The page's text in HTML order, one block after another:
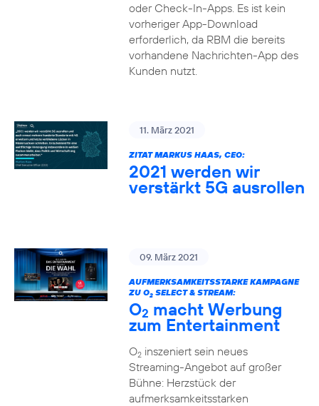
oder Check-In-Apps. Es ist kein
vorheriger App-Download
erforderlich, da RBM die bereits
vorhandene Nachrichten-App des
Kunden nutzt.
11. März 2021
ZITAT MARKUS HAAS, CEO:
2021 werden wir
verstärkt 5G ausrollen
09. März 2021
AUFMERKSAMKEITSSTARKE KAMPAGNE
ZU O2SELECT & STREAM:
O2 macht Werbung
zum Entertainment
O2inszeniert sein neues
Streaming-Angebot auf großer
Bühne: Herzstück der
aufmerksamkeitsstarken